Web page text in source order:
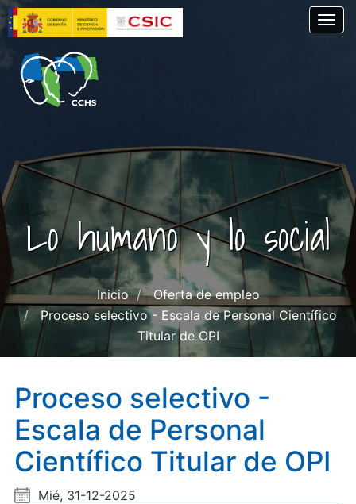
Pasar
al
contenido
principal
Lo humano y lo social
Inicio
Oferta de empleo
Proceso selectivo - Escala de Personal Científico
Titular de OPI
Proceso selectivo -
Escala de Personal
Científico Titular de OPI
Mié, 31-12-2025